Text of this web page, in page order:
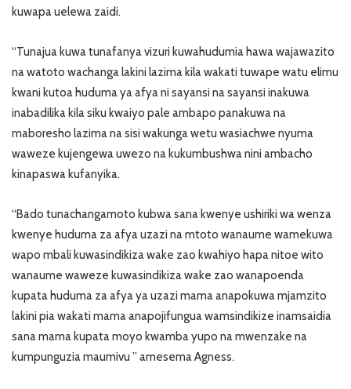
kuwapa uelewa zaidi.
“Tunajua kuwa tunafanya vizuri kuwahudumia hawa wajawazito
na watoto wachanga lakini lazima kila wakati tuwape watu elimu
kwani kutoa huduma ya afya ni sayansi na sayansi inakuwa
inabadilika kila siku kwaiyo pale ambapo panakuwa na
maboresho lazima na sisi wakunga wetu wasiachwe nyuma
waweze kujengewa uwezo na kukumbushwa nini ambacho
kinapaswa kufanyika.
“Bado tunachangamoto kubwa sana kwenye ushiriki wa wenza
kwenye huduma za afya uzazi na mtoto wanaume wamekuwa
wapo mbali kuwasindikiza wake zao kwahiyo hapa nitoe wito
wanaume waweze kuwasindikiza wake zao wanapoenda
kupata huduma za afya ya uzazi mama anapokuwa mjamzito
lakini pia wakati mama anapojifungua wamsindikize inamsaidia
sana mama kupata moyo kwamba yupo na mwenzake na
kumpunguzia maumivu ” amesema Agness.